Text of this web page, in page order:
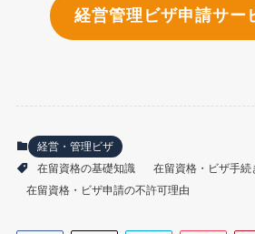
経営管理ビザ申請サー
経営・管理ビザ
在留資格の基礎知識
在留資格・ビザ手続
在留資格・ビザ申請の不許可理由